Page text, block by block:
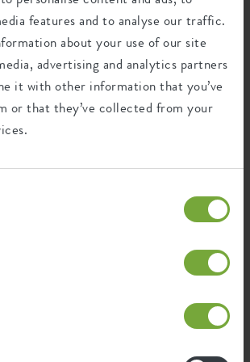
features and to analyse our traffic.
about your use of our site
advertising and analytics partners
it with other information that you’ve
or that they’ve collected from your
Verbraucher-Abfällen und zu 100% aus
Garantie
Jahre